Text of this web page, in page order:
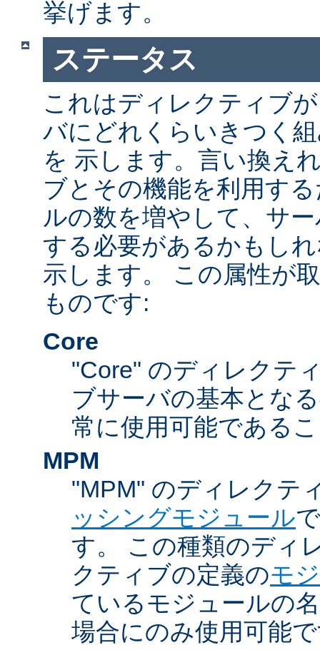
挙げます。
ステータス
これはディレクティブ
バにどれくらいきつく
を 示します。言い換え
ブとその機能を利用す
ルの数を増やして、サ
する必要があるかもし
示します。 この属性が
ものです:
Core
"Core" のディレクテ
ブサーバの基本とな
常に使用可能である
MPM
"MPM" のディレクテ
ッシングモジュール
す。 この種類のディ
クティブの定義のモ
ているモジュールの
場合にのみ使用可能